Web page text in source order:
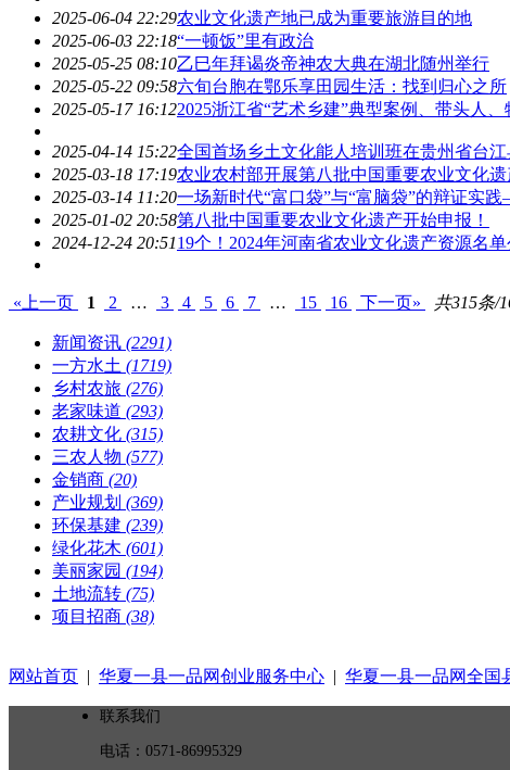
2025-06-04 22:29农业文化遗产地已成为重要旅游目的地
2025-06-03 22:18“一顿饭”里有政治
2025-05-25 08:10乙巳年拜谒炎帝神农大典在湖北随州举行
2025-05-22 09:58六旬台胞在鄂乐享田园生活：找到归心之所
2025-05-17 16:122025浙江省“艺术乡建”典型案例、带头人
2025-04-14 15:22全国首场乡土文化能人培训班在贵州省台江
2025-03-18 17:19农业农村部开展第八批中国重要农业文化
2025-03-14 11:20一场新时代“富口袋”与“富脑袋”的辩证实
2025-01-02 20:58第八批中国重要农业文化遗产开始申报！
2024-12-24 20:5119个！2024年河南省农业文化遗产资源名
«上一页 1 2 … 3 4 5 6 7 … 15 16 下一页» 共315条/
新闻资讯 (2291)
一方水土 (1719)
乡村农旅 (276)
老家味道 (293)
农耕文化 (315)
三农人物 (577)
金销商 (20)
产业规划 (369)
环保基建 (239)
绿化花木 (601)
美丽家园 (194)
土地流转 (75)
项目招商 (38)
网站首页 | 华夏一县一品网创业服务中心 | 华夏一县一品网全国
联系我们
电话：0571-86995329